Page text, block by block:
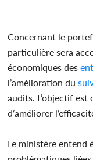
Concernant le
particulière sera
économiques des
l’amélioration du
audits. L’objectif
d’améliorer
Le ministère entend